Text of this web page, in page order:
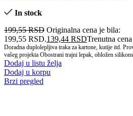
In stock
199,55RSD Originalna cena je bila:
199,55 RSD.139,44 RSDTrenutna
Doradna duplolepljiva traka za kartone, kutije itd.
vašeg projekta Obostrani trajni lepak, obložen
Dodaj u listu želja
Dodaj u korpu
Brzi pregled